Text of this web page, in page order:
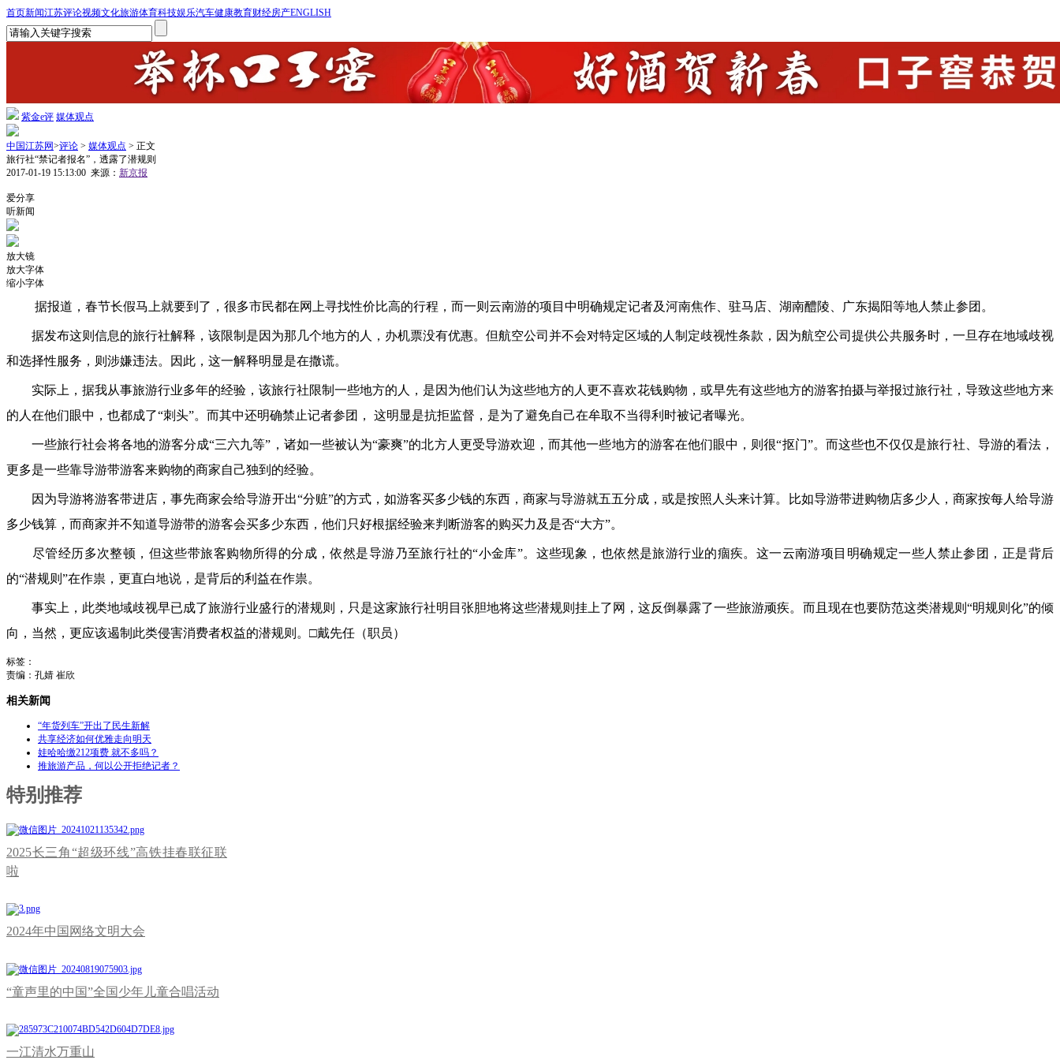
首页新闻江苏评论视频文化旅游体育科技娱乐汽车健康教育财经房产ENGLISH
紫金e评 媒体观点
中国江苏网>评论 > 媒体观点 > 正文
旅行社“禁记者报名”，透露了潜规则
2017-01-19 15:13:00 来源： 新京报
爱分享
听新闻
放大镜
放大字体
缩小字体
据报道，春节长假马上就要到了，很多市民都在网上寻找性价比高的行程，而一则云南游的项目中明确规定记者及河南焦作、驻马店、湖南醴陵、广东揭阳等地人禁止参团。
据发布这则信息的旅行社解释，该限制是因为那几个地方的人，办机票没有优惠。但航空公司并不会对特定区域的人制定歧视性条款，因为航空公司提供公共服务时，一旦存在地域歧视
和选择性服务，则涉嫌违法。因此，这一解释明显是在撒谎。
实际上，据我从事旅游行业多年的经验，该旅行社限制一些地方的人，是因为他们认为这些地方的人更不喜欢花钱购物，或早先有这些地方的游客拍摄与举报过旅行社，导致这些地方来
的人在他们眼中，也都成了“刺头”。而其中还明确禁止记者参团， 这明显是抗拒监督，是为了避免自己在牟取不当得利时被记者曝光。
一些旅行社会将各地的游客分成“三六九等”，诸如一些被认为“豪爽”的北方人更受导游欢迎，而其他一些地方的游客在他们眼中，则很“抠门”。而这些也不仅仅是旅行社、导游的看法，
更多是一些靠导游带游客来购物的商家自己独到的经验。
因为导游将游客带进店，事先商家会给导游开出“分赃”的方式，如游客买多少钱的东西，商家与导游就五五分成，或是按照人头来计算。比如导游带进购物店多少人，商家按每人给导游
多少钱算，而商家并不知道导游带的游客会买多少东西，他们只好根据经验来判断游客的购买力及是否“大方”。
尽管经历多次整顿，但这些带旅客购物所得的分成，依然是导游乃至旅行社的“小金库”。这些现象，也依然是旅游行业的痼疾。这一云南游项目明确规定一些人禁止参团，正是背后
的“潜规则”在作祟，更直白地说，是背后的利益在作祟。
事实上，此类地域歧视早已成了旅游行业盛行的潜规则，只是这家旅行社明目张胆地将这些潜规则挂上了网，这反倒暴露了一些旅游顽疾。而且现在也要防范这类潜规则“明规则化”的倾
向，当然，更应该遏制此类侵害消费者权益的潜规则。□戴先任（职员）
标签：
责编：孔婧 崔欣
相关新闻
“年货列车”开出了民生新解
共享经济如何优雅走向明天
娃哈哈缴212项费 就不多吗？
推旅游产品，何以公开拒绝记者？
特别推荐
2025长三角“超级环线”高铁挂春联征联
啦
2024年中国网络文明大会
“童声里的中国”全国少年儿童合唱活动
一江清水万重山